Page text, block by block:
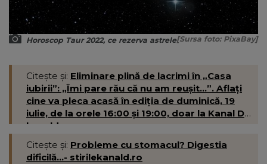
Horoscop Taur 2022, ce rezerva astrele[Sursa foto: PixaBay]
Citește și: Eliminare plină de lacrimi în „Casa
iubirii”: „Îmi pare rău că nu am reușit...”. Aflați
cine va pleca acasă în ediția de duminică, 19
iulie, de la orele 16:00 și 19:00, doar la Kanal D-
kanald.ro
Citește și: Probleme cu stomacul? Digestia
dificilă...- stirilekanald.ro